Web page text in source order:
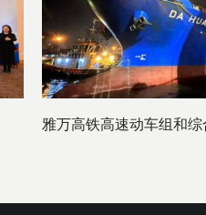
雅万高铁高速动车组和